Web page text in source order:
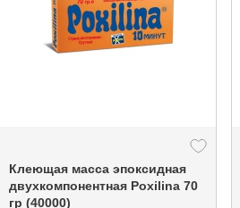
Клеющая масса эпоксидная
двухкомпонентная Poxilina 70
гр (40000)